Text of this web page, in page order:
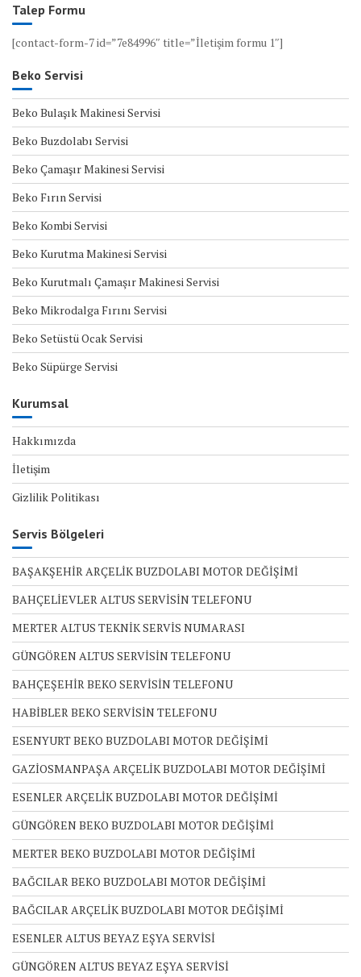
Talep Formu
[contact-form-7 id=”7e84996″ title=”İletişim formu 1″]
Beko Servisi
Beko Bulaşık Makinesi Servisi
Beko Buzdolabı Servisi
Beko Çamaşır Makinesi Servisi
Beko Fırın Servisi
Beko Kombi Servisi
Beko Kurutma Makinesi Servisi
Beko Kurutmalı Çamaşır Makinesi Servisi
Beko Mikrodalga Fırını Servisi
Beko Setüstü Ocak Servisi
Beko Süpürge Servisi
Kurumsal
Hakkımızda
İletişim
Gizlilik Politikası
Servis Bölgeleri
BAŞAKŞEHİR ARÇELİK BUZDOLABI MOTOR DEĞİŞİMİ
BAHÇELİEVLER ALTUS SERVİSİN TELEFONU
MERTER ALTUS TEKNİK SERVİS NUMARASI
GÜNGÖREN ALTUS SERVİSİN TELEFONU
BAHÇEŞEHİR BEKO SERVİSİN TELEFONU
HABİBLER BEKO SERVİSİN TELEFONU
ESENYURT BEKO BUZDOLABI MOTOR DEĞİŞİMİ
GAZİOSMANPAŞA ARÇELİK BUZDOLABI MOTOR DEĞİŞİMİ
ESENLER ARÇELİK BUZDOLABI MOTOR DEĞİŞİMİ
GÜNGÖREN BEKO BUZDOLABI MOTOR DEĞİŞİMİ
MERTER BEKO BUZDOLABI MOTOR DEĞİŞİMİ
BAĞCILAR BEKO BUZDOLABI MOTOR DEĞİŞİMİ
BAĞCILAR ARÇELİK BUZDOLABI MOTOR DEĞİŞİMİ
ESENLER ALTUS BEYAZ EŞYA SERVİSİ
GÜNGÖREN ALTUS BEYAZ EŞYA SERVİSİ